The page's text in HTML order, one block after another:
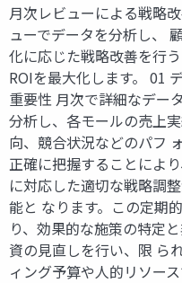
月次レビューによる戦略
ューでデータを分析し、
化に応じた戦略改善を行う
ROIを最大化します。 01
重要性 月次で詳細なデー
分析し、各モールの売上
向、競合状況などのパフ
正確に把握することによ
に対応した適切な戦略調
能と なります。この定期
り、効果的な施策の特定
資の見直しを行い、限 ら
ィング予算や人的リソー